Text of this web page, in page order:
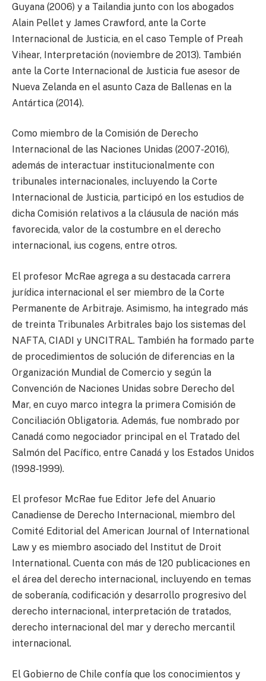
Guyana (2006) y a Tailandia junto con los abogados
Alain Pellet y James Crawford, ante la Corte
Internacional de Justicia, en el caso Temple of Preah
Vihear, Interpretación (noviembre de 2013). También
ante la Corte Internacional de Justicia fue asesor de
Nueva Zelanda en el asunto Caza de Ballenas en la
Antártica (2014).
Como miembro de la Comisión de Derecho
Internacional de las Naciones Unidas (2007-2016),
además de interactuar institucionalmente con
tribunales internacionales, incluyendo la Corte
Internacional de Justicia, participó en los estudios de
dicha Comisión relativos a la cláusula de nación más
favorecida, valor de la costumbre en el derecho
internacional, ius cogens, entre otros.
El profesor McRae agrega a su destacada carrera
jurídica internacional el ser miembro de la Corte
Permanente de Arbitraje. Asimismo, ha integrado más
de treinta Tribunales Arbitrales bajo los sistemas del
NAFTA, CIADI y UNCITRAL. También ha formado parte
de procedimientos de solución de diferencias en la
Organización Mundial de Comercio y según la
Convención de Naciones Unidas sobre Derecho del
Mar, en cuyo marco integra la primera Comisión de
Conciliación Obligatoria. Además, fue nombrado por
Canadá como negociador principal en el Tratado del
Salmón del Pacífico, entre Canadá y los Estados Unidos
(1998-1999).
El profesor McRae fue Editor Jefe del Anuario
Canadiense de Derecho Internacional, miembro del
Comité Editorial del American Journal of International
Law y es miembro asociado del Institut de Droit
International. Cuenta con más de 120 publicaciones en
el área del derecho internacional, incluyendo en temas
de soberanía, codificación y desarrollo progresivo del
derecho internacional, interpretación de tratados,
derecho internacional del mar y derecho mercantil
internacional.
El Gobierno de Chile confía que los conocimientos y